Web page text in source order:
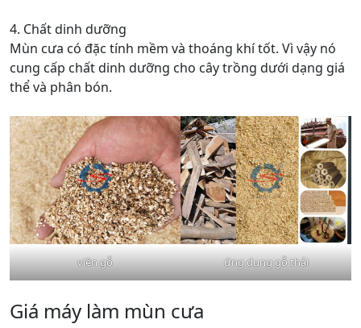
4. Chất dinh dưỡng
Mùn cưa có đặc tính mềm và thoáng khí tốt. Vì vậy nó
cung cấp chất dinh dưỡng cho cây trồng dưới dạng giá
thể và phân bón.
viên gỗ ứng dụng gỗ thải
Giá máy làm mùn cưa